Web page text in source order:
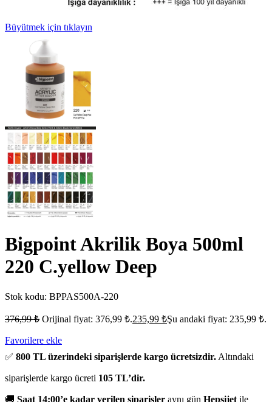
Büyütmek için tıklayın
Bigpoint Akrilik Boya 500ml
220 C.yellow Deep
Stok kodu: BPPAS500A-220
376,99₺ Orijinal fiyat: 376,99 ₺.235,99 ₺Şu andaki fiyat: 235,99 ₺.
Favorilere ekle
✅ 800 TL üzerindeki siparişlerde kargo ücretsizdir. Altındaki
siparişlerde kargo ücreti 105 TL’dir.
🚚 Saat 14:00’e kadar verilen siparişler aynı gün Hepsijet ile